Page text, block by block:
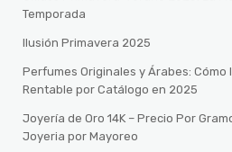
Temporada
Ilusión Primavera 2025
Perfumes Originales y Árabes: Cómo
Rentable por Catálogo en 2025
Joyería de Oro 14K – Precio Por
Joyeria por Mayoreo